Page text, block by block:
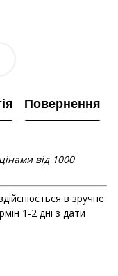
Повернення
від 1000
в зручне
1-2 дні з дати